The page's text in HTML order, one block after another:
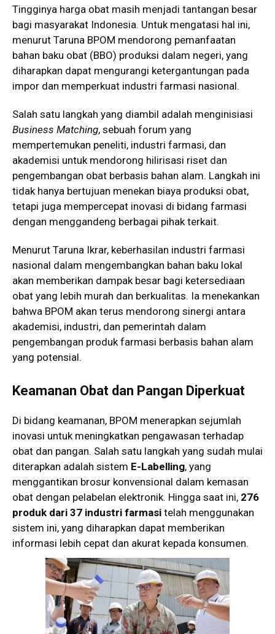
Tingginya harga obat masih menjadi tantangan besar
bagi masyarakat Indonesia. Untuk mengatasi hal ini,
menurut Taruna BPOM mendorong pemanfaatan
bahan baku obat (BBO) produksi dalam negeri, yang
diharapkan dapat mengurangi ketergantungan pada
impor dan memperkuat industri farmasi nasional.
Salah satu langkah yang diambil adalah menginisiasi
Business Matching, sebuah forum yang
mempertemukan peneliti, industri farmasi, dan
akademisi untuk mendorong hilirisasi riset dan
pengembangan obat berbasis bahan alam. Langkah ini
tidak hanya bertujuan menekan biaya produksi obat,
tetapi juga mempercepat inovasi di bidang farmasi
dengan menggandeng berbagai pihak terkait.
Menurut Taruna Ikrar, keberhasilan industri farmasi
nasional dalam mengembangkan bahan baku lokal
akan memberikan dampak besar bagi ketersediaan
obat yang lebih murah dan berkualitas. Ia menekankan
bahwa BPOM akan terus mendorong sinergi antara
akademisi, industri, dan pemerintah dalam
pengembangan produk farmasi berbasis bahan alam
yang potensial.
Keamanan Obat dan Pangan Diperkuat
Di bidang keamanan, BPOM menerapkan sejumlah
inovasi untuk meningkatkan pengawasan terhadap
obat dan pangan. Salah satu langkah yang sudah mulai
diterapkan adalah sistem E-Labelling, yang
menggantikan brosur konvensional dalam kemasan
obat dengan pelabelan elektronik. Hingga saat ini, 276
produk dari 37 industri farmasi telah menggunakan
sistem ini, yang diharapkan dapat memberikan
informasi lebih cepat dan akurat kepada konsumen.